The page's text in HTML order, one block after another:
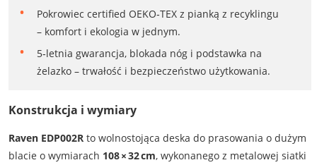
Pokrowiec certified OEKO‑TEX z pianką z recyklingu
– komfort i ekologia w jednym.
5‑letnia gwarancja, blokada nóg i podstawka na
żelazko – trwałość i bezpieczeństwo użytkowania.
Konstrukcja i wymiary
Raven EDP002Rto wolnostojąca deska do prasowania o dużym
blacie o wymiarach 108 × 32 cm, wykonanego z metalowej siatki